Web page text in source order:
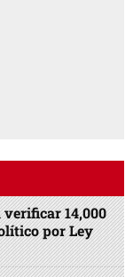
verificar 14,000
por Ley